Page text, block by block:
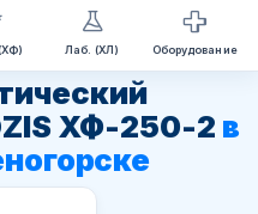
ХФ-250-2 в
Лаб. (ХЛ) Оборудование